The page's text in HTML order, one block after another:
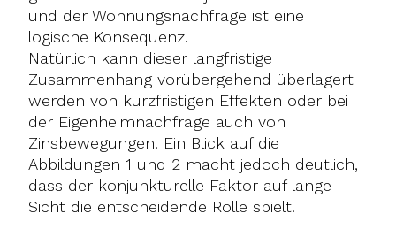
und der Wohnungsnachfrage ist eine
logische Konsequenz.
Natürlich kann dieser langfristige
Zusammenhang vorübergehend überlagert
werden von kurzfristigen Effekten oder bei
der Eigenheimnachfrage auch von
Zinsbewegungen. Ein Blick auf die
Abbildungen 1 und 2 macht jedoch deutlich,
dass der konjunkturelle Faktor auf lange
Sicht die entscheidende Rolle spielt.